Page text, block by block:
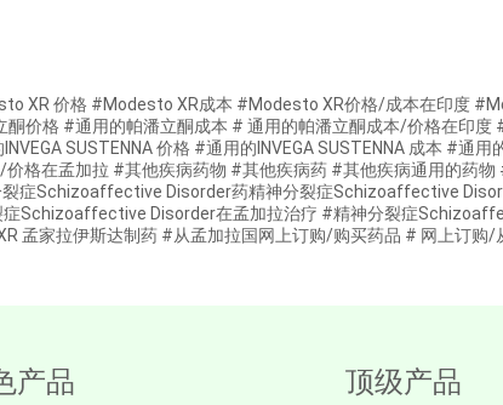
XR 价格 #Modesto XR成本 #Modesto XR价格/成本在印度
价格 #通用的帕潘立酮成本 # 通用的帕潘立酮成本/价格在印度
SUSTENNA 价格 #通用的INVEGA SUSTENNA 成本 #通用
价格在孟加拉 #其他疾病药物 #其他疾病药 #其他疾病通用的药
症Schizoaffective Disorder药精神分裂症Schizoaffective
Schizoaffective Disorder在孟加拉治疗 #精神分裂症
孟家拉伊斯达制药 #从孟加拉国网上订购/购买药品 # 网上订购/
产品 顶级产品